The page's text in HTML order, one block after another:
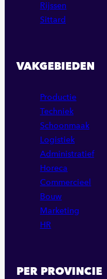
Rijssen
Sittard
VAKGEBIEDEN
Productie
Techniek
Schoonmaak
Logistiek
Administratief
Horeca
Commercieel
Bouw
Marketing
HR
PER PROVINCIE